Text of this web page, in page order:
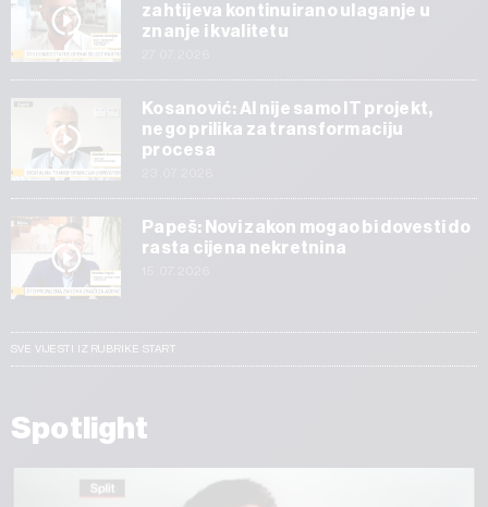
zahtijeva kontinuirano ulaganje u
znanje i kvalitetu
Kosanović: AI nije samo IT projekt,
nego prilika za transformaciju
procesa
Papeš: Novi zakon mogao bi dovesti do
rasta cijena nekretnina
SVE VIJESTI IZ RUBRIKE START
Spotlight